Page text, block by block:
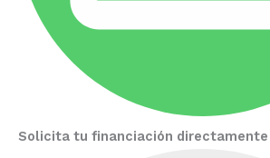
Solicita tu financiación directamente